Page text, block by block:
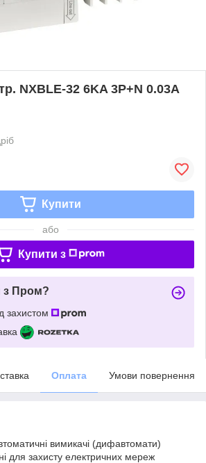
NXBLE-32 6KA 3P+N 0.03A
Купити
або
Купити з
з Пром?
захистом
Оплата Умови повернення
вимикачі (дифавтомати)
для захисту електричних мереж